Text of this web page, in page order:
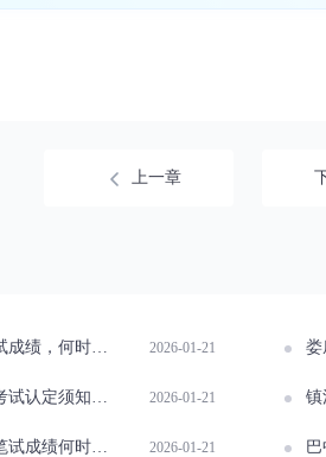
上一章
时能查新动态 2026-01-21 娄
知，速来了解！ 2026-01-21 镇
能查？速看时间 2026-01-21 巴